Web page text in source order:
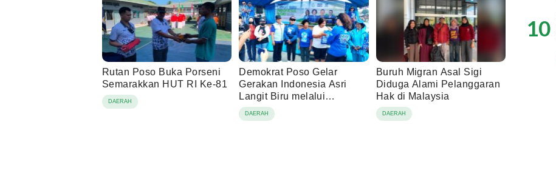
Rutan Poso Buka Porseni
Semarakkan HUT RI Ke-81
DAERAH
Demokrat Poso Gelar
Gerakan Indonesia Asri
Langit Biru melalui
Pembagian Sembako
DAERAH
Buruh Migran Asal Sigi
Diduga Alami Pelanggaran
Hak di Malaysia
DAERAH
10